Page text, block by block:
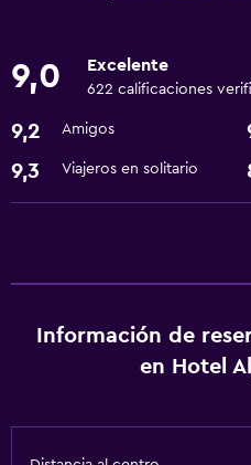
Piscina y spa
Bañera de hidromasaje
Comedor
Sistema de entretenimiento
TV por cable o vía satélite
Accesibilidad y adecuación
9,0 Excelente
622 calificaciones
9,2 Amigos
9,3 Viajeros en solitario
Información de
en Hotel